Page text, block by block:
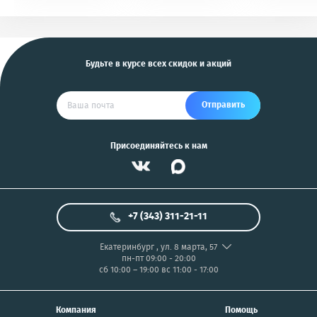
Будьте в курсе всех скидок и акций
Отправить
Присоединяйтесь к нам
Помощь
Компания
+7 (343) 311-21-11
Екатеринбург, ул. 8 марта, 57
пн-пт 09:00 - 20:00
сб 10:00 – 19:00 вс 11:00 - 17:00